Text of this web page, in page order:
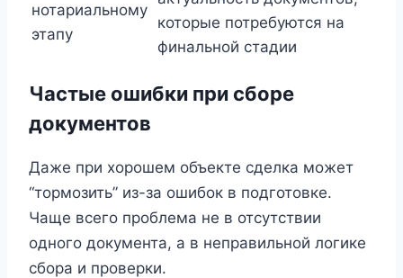
нотариальному
этапу
которые потребуются на
финальной стадии
Частые ошибки при сборе
документов
Даже при хорошем объекте сделка может
“тормозить” из-за ошибок в подготовке.
Чаще всего проблема не в отсутствии
одного документа, а в неправильной логике
сбора и проверки.